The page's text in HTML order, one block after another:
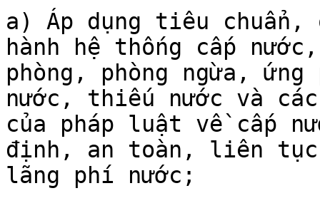
a) Áp dụng tiêu chuẩn,
hành hệ thống cấp
phòng, phòng ngừa,
nước, thiếu nước và
của pháp luật về cấp
định, an toàn, liên
lãng phí nước;